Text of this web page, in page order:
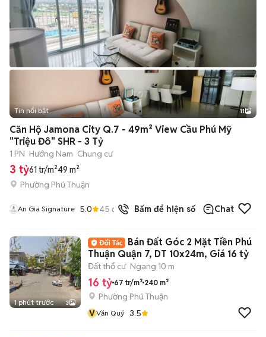
+2
Tin nổi bật 11
Căn Hộ Jamona City Q.7 - 49m² View Cầu Phú Mỹ
"Triệu Đô" SHR - 3 Tỷ
1 PN Hướng Nam Chung cư
3 tỷ61 tr/m²49 m²
Phường Phú Thuận
An Gia Signature 5.0 45 đã bánBấm để hiện số Chat
1 phút trước 3
Bán Đất Góc 2 Mặt Tiền Phú
Thuận Quận 7, DT 10x24m, Giá 16 tỷ
Đất thổ cư Ngang 10 m
16 tỷ 67 tr/m² 240 m²
Phường Phú Thuận
VVăn Quý 3.5